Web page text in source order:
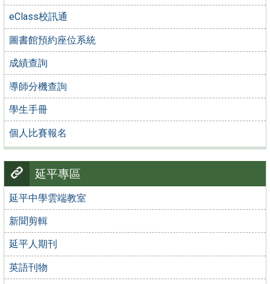
eClass校訊通
圖書館預約座位系統
成績查詢
導師分機查詢
學生手冊
個人比賽報名
延平專區
延平中學雲端教室
新聞剪輯
延平人期刊
英語刊物